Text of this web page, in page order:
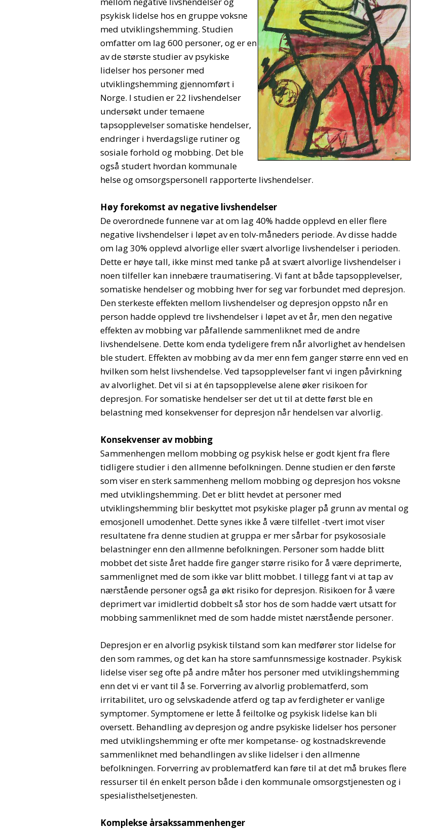
psykisk lidelse hos en gruppe voksne
med utviklingshemming. Studien
omfatter om lag 600 personer, og er en
av de største studier av psykiske
lidelser hos personer med
utviklingshemming gjennomført i
Norge. I studien er 22 livshendelser
undersøkt under temaene
tapsopplevelser somatiske hendelser,
endringer i hverdagslige rutiner og
sosiale forhold og mobbing. Det ble
også studert hvordan kommunale
helse og omsorgspersonell rapporterte livshendelser.
Høy forekomst av negative livshendelser
De overordnede funnene var at om lag 40% hadde opplevd en eller flere
negative livshendelser i løpet av en tolv-måneders periode. Av disse hadde
om lag 30% opplevd alvorlige eller svært alvorlige livshendelser i perioden.
Dette er høye tall, ikke minst med tanke på at svært alvorlige livshendelser i
noen tilfeller kan innebære traumatisering. Vi fant at både tapsopplevelser,
somatiske hendelser og mobbing hver for seg var forbundet med depresjon.
Den sterkeste effekten mellom livshendelser og depresjon oppsto når en
person hadde opplevd tre livshendelser i løpet av et år, men den negative
effekten av mobbing var påfallende sammenliknet med de andre
livshendelsene. Dette kom enda tydeligere frem når alvorlighet av hendelsen
ble studert. Effekten av mobbing av da mer enn fem ganger større enn ved en
hvilken som helst livshendelse. Ved tapsopplevelser fant vi ingen påvirkning
av alvorlighet. Det vil si at én tapsopplevelse alene øker risikoen for
depresjon. For somatiske hendelser ser det ut til at dette først ble en
belastning med konsekvenser for depresjon når hendelsen var alvorlig.
Konsekvenser av mobbing
Sammenhengen mellom mobbing og psykisk helse er godt kjent fra flere
tidligere studier i den allmenne befolkningen. Denne studien er den første
som viser en sterk sammenheng mellom mobbing og depresjon hos voksne
med utviklingshemming. Det er blitt hevdet at personer med
utviklingshemming blir beskyttet mot psykiske plager på grunn av mental og
emosjonell umodenhet. Dette synes ikke å være tilfellet -tvert imot viser
resultatene fra denne studien at gruppa er mer sårbar for psykososiale
belastninger enn den allmenne befolkningen. Personer som hadde blitt
mobbet det siste året hadde fire ganger større risiko for å være deprimerte,
sammenlignet med de som ikke var blitt mobbet. I tillegg fant vi at tap av
nærstående personer også ga økt risiko for depresjon. Risikoen for å være
deprimert var imidlertid dobbelt så stor hos de som hadde vært utsatt for
mobbing sammenliknet med de som hadde mistet nærstående personer.
Depresjon er en alvorlig psykisk tilstand som kan medfører stor lidelse for
den som rammes, og det kan ha store samfunnsmessige kostnader. Psykisk
lidelse viser seg ofte på andre måter hos personer med utviklingshemming
enn det vi er vant til å se. Forverring av alvorlig problematferd, som
irritabilitet, uro og selvskadende atferd og tap av ferdigheter er vanlige
symptomer. Symptomene er lette å feiltolke og psykisk lidelse kan bli
oversett. Behandling av depresjon og andre psykiske lidelser hos personer
med utviklingshemming er ofte mer kompetanse- og kostnadskrevende
sammenliknet med behandlingen av slike lidelser i den allmenne
befolkningen. Forverring av problematferd kan føre til at det må brukes flere
ressurser til én enkelt person både i den kommunale omsorgstjenesten og i
spesialisthelsetjenesten.
Komplekse årsakssammenhenger